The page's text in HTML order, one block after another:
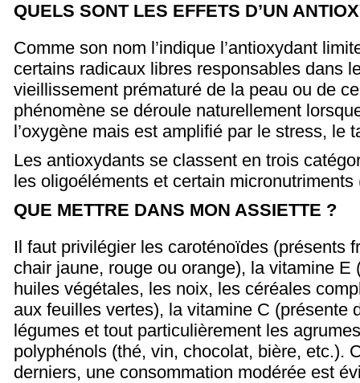
QUELS SONT LES EFFETS D’UN
Comme son nom l’indique l’antioxydant
certains radicaux libres responsables dans
vieillissement prématuré de la peau ou de
phénomène se déroule naturellement
l’oxygène mais est amplifié par le stress, le
Les antioxydants se classent en trois
les oligoéléments et certain micronutriments
QUE METTRE DANS MON ASSIETTE ?
Il faut privilégier les caroténoïdes (présents
chair jaune, rouge ou orange), la vitamine E
huiles végétales, les noix, les céréales
aux feuilles vertes), la vitamine C (présente
légumes et tout particulièrement les
polyphénols (thé, vin, chocolat, bière, etc.).
derniers, une consommation modérée est